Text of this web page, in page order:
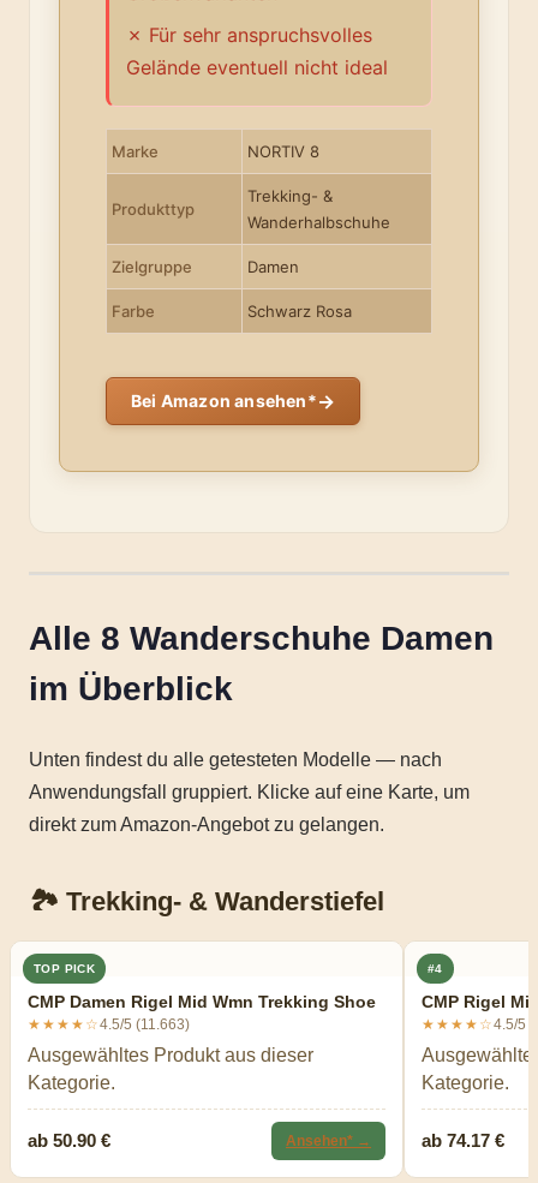
Für sehr anspruchsvolles
Gelände eventuell nicht ideal
Marke NORTIV 8
Produkttyp
Trekking- &
Wanderhalbschuhe
Zielgruppe Damen
Farbe Schwarz Rosa
Bei Amazon ansehen*→
Alle 8 Wanderschuhe Damen
im Überblick
Unten findest du alle getesteten Modelle — nach
Anwendungsfall gruppiert. Klicke auf eine Karte, um
direkt zum Amazon-Angebot zu gelangen.
🏞️ Trekking- & Wanderstiefel
TOP PICK
CMP Damen Rigel Mid Wmn Trekking Shoe
★★★★☆4.5/5 (11.663)
Ausgewähltes Produkt aus dieser
Kategorie.
ab 50.90 € Ansehen* →
#4
CMP Rigel
★★★★☆4.5/5
Kategorie.
ab 74.17 €